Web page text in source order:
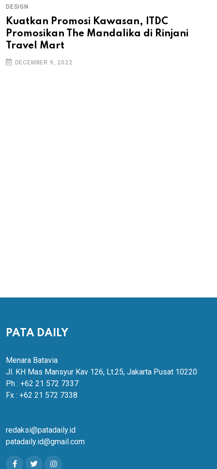
DESIGN
Kuatkan Promosi Kawasan, ITDC
Promosikan The Mandalika di Rinjani
Travel Mart
DECEMBER 9, 2022
PATA DAILY
Menara Batavia
Jl. KH Mas Mansyur Kav 126, Lt.25, Jakarta Pusat 10220
Ph : +62 21 572 7337
Fx : +62 21 572 7338
redaksi@patadaily.id
patadaily.id@gmail.com